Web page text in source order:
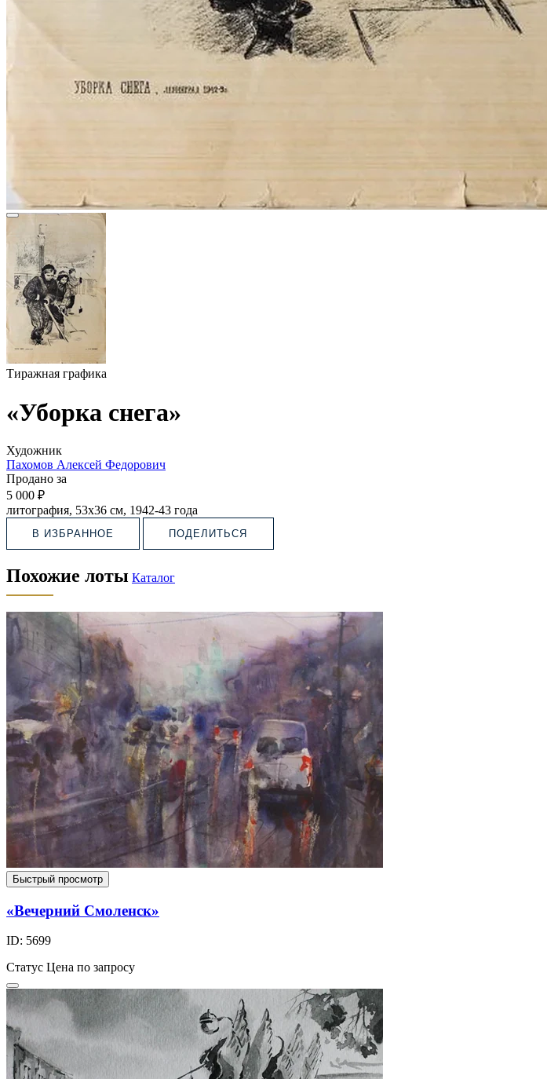
Тиражная графика
«Уборка снега»
Художник
Пахомов Алексей Федорович
Продано за
5 000 ₽
литография, 53х36 см, 1942-43 года
В ИЗБРАННОЕ ПОДЕЛИТЬСЯ
Похожие лоты Каталог
Быстрый просмотр
«Вечерний Смоленск»
ID: 5699
Статус Цена по запросу